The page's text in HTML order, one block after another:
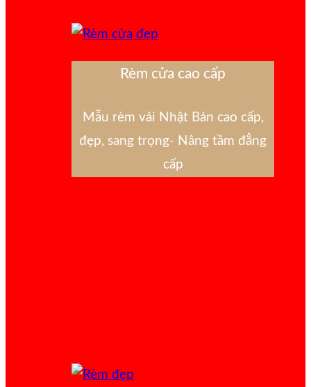
Rèm cửa cao cấp
Mẫu rèm vải Nhật Bản cao cấp,
đẹp, sang trọng- Nâng tầm đẳng
cấp